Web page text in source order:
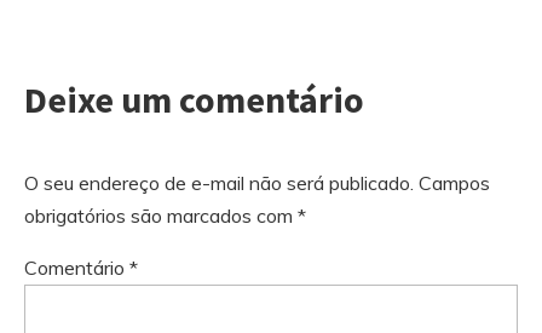
Deixe um comentário
O seu endereço de e-mail não será publicado. Campos
obrigatórios são marcados com *
Comentário *